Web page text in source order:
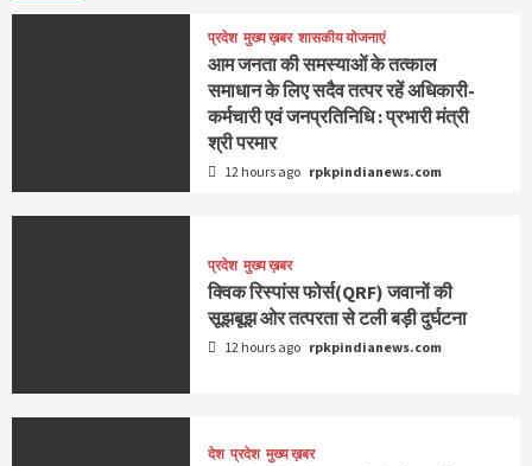
प्रदेश मुख्य ख़बर शासकीय योजनाएं
आम जनता की समस्याओं के तत्काल
समाधान के लिए सदैव तत्पर रहें अधिकारी-
कर्मचारी एवं जनप्रतिनिधि : प्रभारी मंत्री
श्री परमार
12 hours ago rpkpindianews.com
प्रदेश मुख्य ख़बर
क्विक रिस्पांस फोर्स(QRF) जवानों की
सूझबूझ ओर तत्परता से टली बड़ी दुर्घटना
12 hours ago rpkpindianews.com
देश प्रदेश मुख्य ख़बर